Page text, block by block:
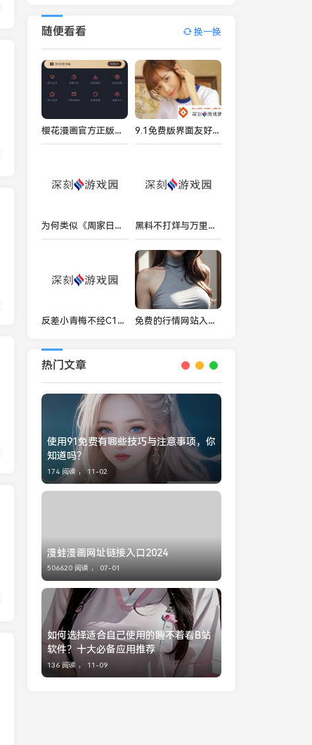
随便看看 换一换
樱花漫画官方正版入口在哪 樱花漫画2024防走失地址入口一览 9.1免费版界面友好网友：使用起来非常顺手轻松上手！
为何类似《周家日常3》中PH乔舒的角色如此吸引观众？ 黑料不打烊与万里长征传送门隐藏入口到底有什么关系？
反差小青梅不经C1v1，这是什么样的故事？ 免费的行情网站入口在哪里？如何快速找到您需要的投资信息？
热门文章
使用91免费有哪些技巧与注意事项，你
知道吗？
174 阅读 ， 11-02
漫蛙漫画网址链接入口2024
506620 阅读 ， 07-01
如何选择适合自己使用的睡不着看B站
软件？十大必备应用推荐
136 阅读 ， 11-09